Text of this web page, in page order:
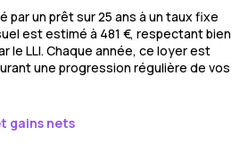
par un prêt sur 25 ans à un taux fixe
est estimé à 481 €, respectant bien
le LLI. Chaque année, ce loyer est
une progression régulière de vos
gains nets